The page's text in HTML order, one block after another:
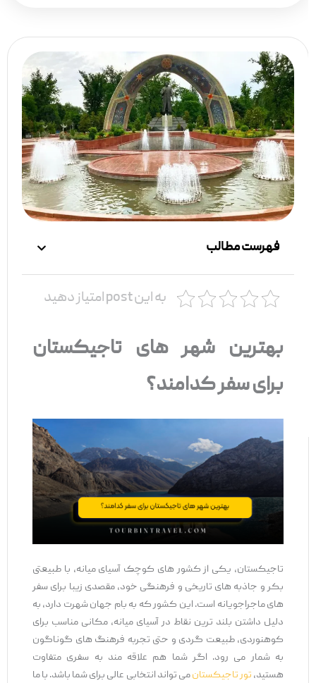
فهرست مطالب
به این post امتیاز دهید
بهترین شهر های تاجیکستان
برای سفر کدامند؟
تاجیکستان، یکی از کشور های کوچک آسیای میانه، با طبیعتی
بکر و جاذبه ‌های تاریخی و فرهنگی خود، مقصدی زیبا برای سفر
های ماجراجویانه است. این کشور که به بام جهان شهرت دارد، به
دلیل داشتن بلند ترین نقاط در آسیای میانه، مکانی مناسب برای
کوهنوردی، طبیعت گردی و حتی تجربه فرهنگ ‌های گوناگون
به شمار می ‌رود. اگر شما هم علاقه ‌مند به سفری متفاوت
هستید،تور تاجیکستانمی ‌تواند انتخابی عالی برای شما باشد. با ما